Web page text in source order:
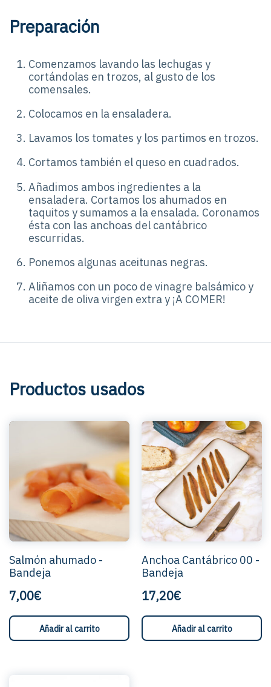
Preparación
Comenzamos lavando las lechugas y
cortándolas en trozos, al gusto de los
comensales.
Colocamos en la ensaladera.
Lavamos los tomates y los partimos en trozos.
Cortamos también el queso en cuadrados.
Añadimos ambos ingredientes a la
ensaladera. Cortamos los ahumados en
taquitos y sumamos a la ensalada. Coronamos
ésta con las anchoas del cantábrico
escurridas.
Ponemos algunas aceitunas negras.
Aliñamos con un poco de vinagre balsámico y
aceite de oliva virgen extra y ¡A COMER!
Productos usados
Salmón ahumado -
Bandeja
7,00€
Añadir al carrito
Anchoa Cantábrico 00 -
Bandeja
17,20€
Añadir al carrito